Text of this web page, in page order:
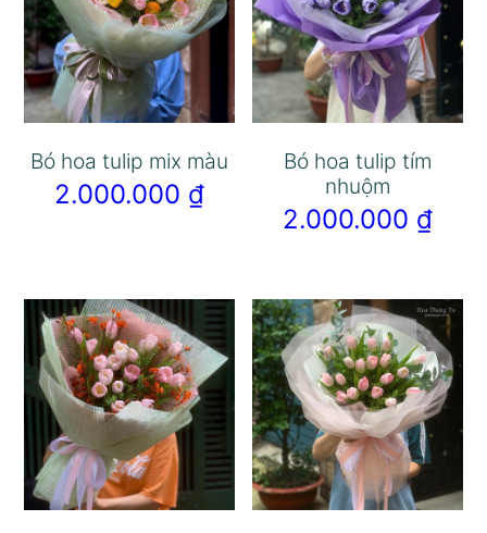
Bó hoa tulip mix màu
2.000.000 ₫
Bó hoa tulip tím
nhuộm
2.000.000 ₫